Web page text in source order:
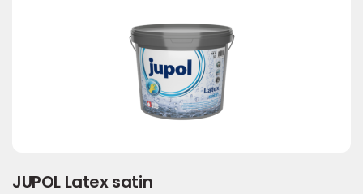
JUPOL Latex satin